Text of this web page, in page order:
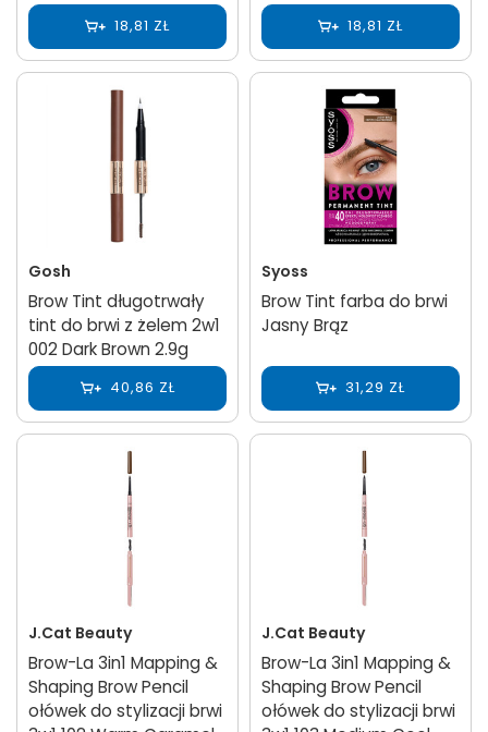
18,81 ZŁ 18,81 ZŁ
Gosh
Brow Tint długotrwały
tint do brwi z żelem 2w1
002 Dark Brown 2.9g
40,86 ZŁ
Syoss
Brow Tint farba do brwi
Jasny Brąz
31,29 ZŁ
J.Cat Beauty
Brow-La 3in1 Mapping &
Shaping Brow Pencil
ołówek do stylizacji brwi
J.Cat Beauty
Brow-La 3in1 Mapping &
Shaping Brow Pencil
ołówek do stylizacji brwi